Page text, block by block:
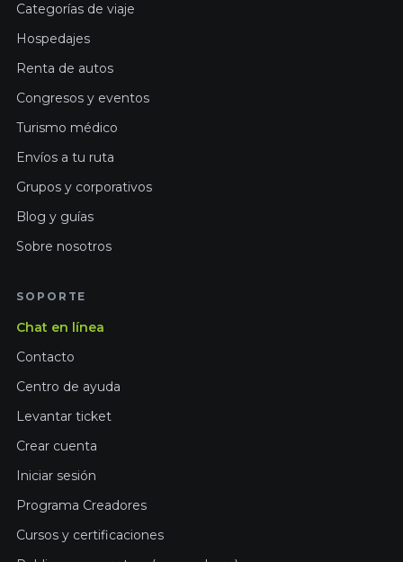
Categorías de viaje
Hospedajes
Renta de autos
Congresos y eventos
Turismo médico
Envíos a tu ruta
Grupos y corporativos
Blog y guías
Sobre nosotros
SOPORTE
Chat en línea
Contacto
Centro de ayuda
Levantar ticket
Crear cuenta
Iniciar sesión
Programa Creadores
Cursos y certificaciones